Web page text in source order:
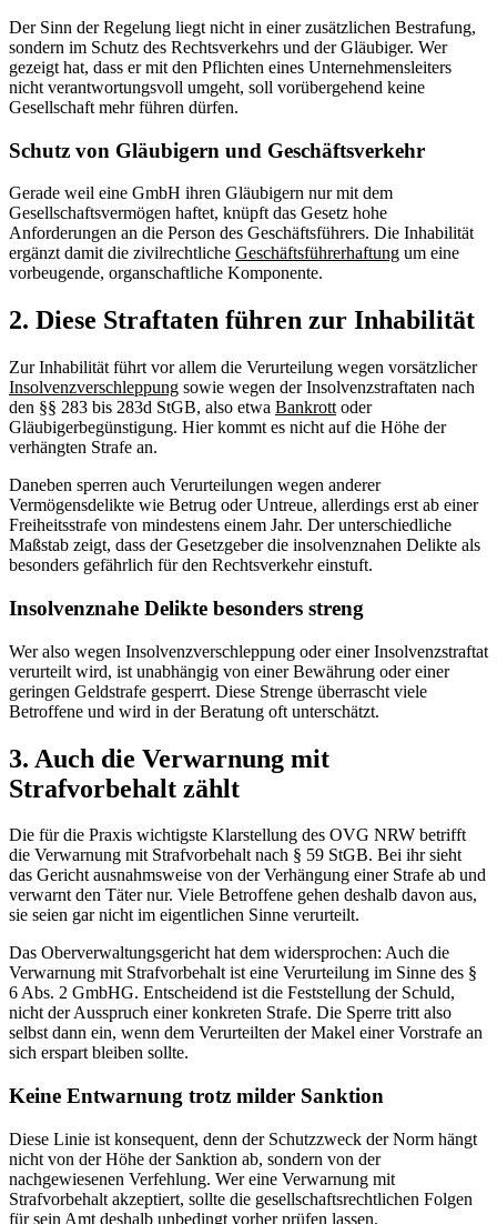
Der Sinn der Regelung liegt nicht in einer zusätzlichen Bestrafung,
sondern im Schutz des Rechtsverkehrs und der Gläubiger. Wer
gezeigt hat, dass er mit den Pflichten eines Unternehmensleiters
nicht verantwortungsvoll umgeht, soll vorübergehend keine
Gesellschaft mehr führen dürfen.
Schutz von Gläubigern und Geschäftsverkehr
Gerade weil eine GmbH ihren Gläubigern nur mit dem
Gesellschaftsvermögen haftet, knüpft das Gesetz hohe
Anforderungen an die Person des Geschäftsführers. Die Inhabilität
ergänzt damit die zivilrechtliche Geschäftsführerhaftung um eine
vorbeugende, organschaftliche Komponente.
2. Diese Straftaten führen zur Inhabilität
Zur Inhabilität führt vor allem die Verurteilung wegen vorsätzlicher
Insolvenzverschleppung sowie wegen der Insolvenzstraftaten nach
den §§ 283 bis 283d StGB, also etwa Bankrott oder
Gläubigerbegünstigung. Hier kommt es nicht auf die Höhe der
verhängten Strafe an.
Daneben sperren auch Verurteilungen wegen anderer
Vermögensdelikte wie Betrug oder Untreue, allerdings erst ab einer
Freiheitsstrafe von mindestens einem Jahr. Der unterschiedliche
Maßstab zeigt, dass der Gesetzgeber die insolvenznahen Delikte als
besonders gefährlich für den Rechtsverkehr einstuft.
Insolvenznahe Delikte besonders streng
Wer also wegen Insolvenzverschleppung oder einer Insolvenzstraftat
verurteilt wird, ist unabhängig von einer Bewährung oder einer
geringen Geldstrafe gesperrt. Diese Strenge überrascht viele
Betroffene und wird in der Beratung oft unterschätzt.
3. Auch die Verwarnung mit
Strafvorbehalt zählt
Die für die Praxis wichtigste Klarstellung des OVG NRW betrifft
die Verwarnung mit Strafvorbehalt nach § 59 StGB. Bei ihr sieht
das Gericht ausnahmsweise von der Verhängung einer Strafe ab und
verwarnt den Täter nur. Viele Betroffene gehen deshalb davon aus,
sie seien gar nicht im eigentlichen Sinne verurteilt.
Das Oberverwaltungsgericht hat dem widersprochen: Auch die
Verwarnung mit Strafvorbehalt ist eine Verurteilung im Sinne des §
6 Abs. 2 GmbHG. Entscheidend ist die Feststellung der Schuld,
nicht der Ausspruch einer konkreten Strafe. Die Sperre tritt also
selbst dann ein, wenn dem Verurteilten der Makel einer Vorstrafe an
sich erspart bleiben sollte.
Keine Entwarnung trotz milder Sanktion
Diese Linie ist konsequent, denn der Schutzzweck der Norm hängt
nicht von der Höhe der Sanktion ab, sondern von der
nachgewiesenen Verfehlung. Wer eine Verwarnung mit
Strafvorbehalt akzeptiert, sollte die gesellschaftsrechtlichen Folgen
für sein Amt deshalb unbedingt vorher prüfen lassen.